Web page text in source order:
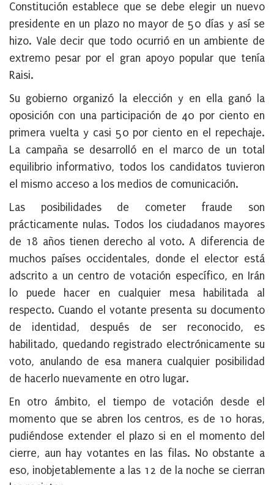
Constitución establece que se debe elegir un nuevo
presidente en un plazo no mayor de 50 días y así se
hizo. Vale decir que todo ocurrió en un ambiente de
extremo pesar por el gran apoyo popular que tenía
Raisi.
Su gobierno organizó la elección y en ella ganó la
oposición con una participación de 40 por ciento en
primera vuelta y casi 50 por ciento en el repechaje.
La campaña se desarrolló en el marco de un total
equilibrio informativo, todos los candidatos tuvieron
el mismo acceso a los medios de comunicación.
Las posibilidades de cometer fraude son
prácticamente nulas. Todos los ciudadanos mayores
de 18 años tienen derecho al voto. A diferencia de
muchos países occidentales, donde el elector está
adscrito a un centro de votación específico, en Irán
lo puede hacer en cualquier mesa habilitada al
respecto. Cuando el votante presenta su documento
de identidad, después de ser reconocido, es
habilitado, quedando registrado electrónicamente su
voto, anulando de esa manera cualquier posibilidad
de hacerlo nuevamente en otro lugar.
En otro ámbito, el tiempo de votación desde el
momento que se abren los centros, es de 10 horas,
pudiéndose extender el plazo si en el momento del
cierre, aun hay votantes en las filas. No obstante a
eso, inobjetablemente a las 12 de la noche se cierran